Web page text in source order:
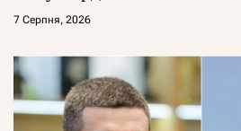
7 Серпня, 2026